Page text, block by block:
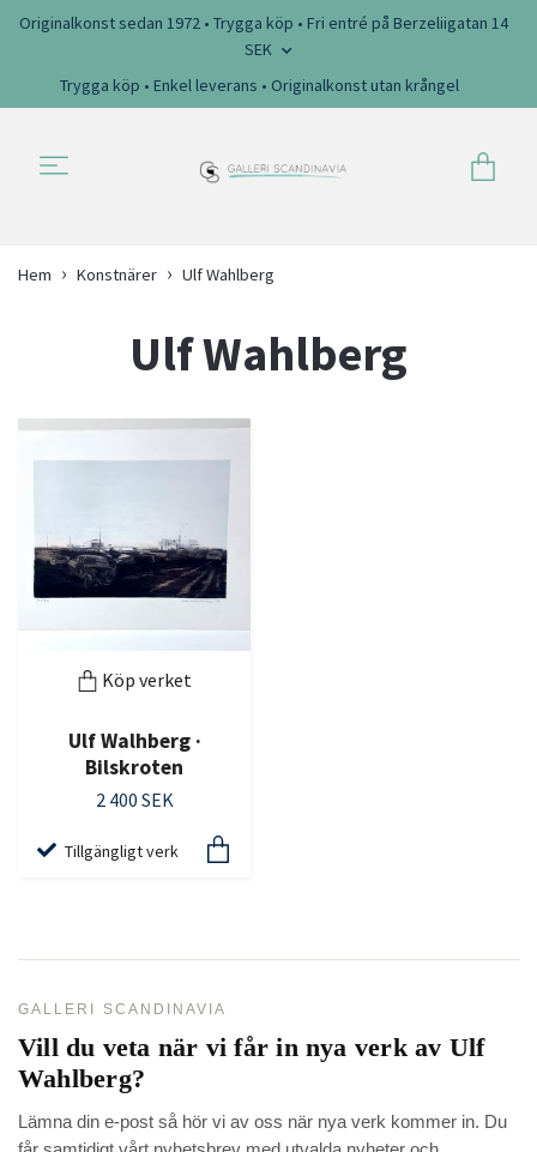
Originalkonst sedan 1972 • Trygga köp • Fri entré på Berzeliigatan 14
SEK
Trygga köp • Enkel leverans • Originalkonst utan krångel
Hem Konstnärer Ulf Wahlberg
Ulf Wahlberg
Köp verket
Ulf Walhberg ·
Bilskroten
2 400 SEK
Tillgängligt verk
GALLERI SCANDINAVIA
Vill du veta när vi får in nya verk av Ulf
Wahlberg?
Lämna din e-post så hör vi av oss när nya verk kommer in. Du